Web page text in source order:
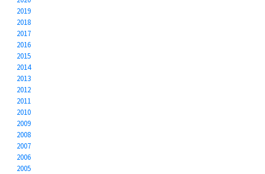
2019
2018
2017
2016
2015
2014
2013
2012
2011
2010
2009
2008
2007
2006
2005